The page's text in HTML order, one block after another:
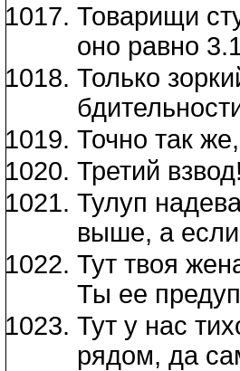
Товарищи
оно равно
Только
Точно так
Третий
Тулуп
выше, а
Тут твоя
Ты ее
Тут у нас
рядом, да